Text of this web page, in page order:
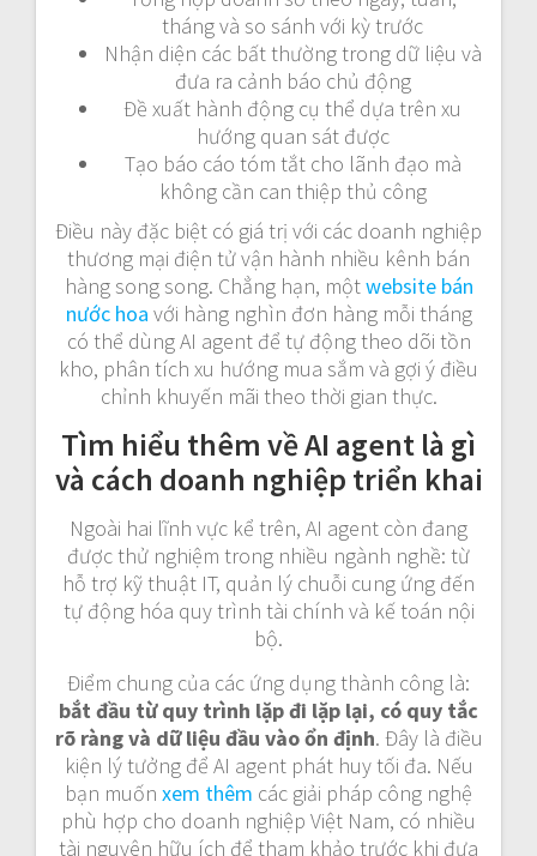
tháng và so sánh với kỳ trước
Nhận diện các bất thường trong dữ liệu và
đưa ra cảnh báo chủ động
Đề xuất hành động cụ thể dựa trên xu
hướng quan sát được
Tạo báo cáo tóm tắt cho lãnh đạo mà
không cần can thiệp thủ công
Điều này đặc biệt có giá trị với các doanh nghiệp
thương mại điện tử vận hành nhiều kênh bán
hàng song song. Chẳng hạn, mộtwebsite bán
nước hoa với hàng nghìn đơn hàng mỗi tháng
có thể dùng AI agent để tự động theo dõi tồn
kho, phân tích xu hướng mua sắm và gợi ý điều
chỉnh khuyến mãi theo thời gian thực.
Tìm hiểu thêm về AI agent là gì
và cách doanh nghiệp triển khai
Ngoài hai lĩnh vực kể trên, AI agent còn đang
được thử nghiệm trong nhiều ngành nghề: từ
hỗ trợ kỹ thuật IT, quản lý chuỗi cung ứng đến
tự động hóa quy trình tài chính và kế toán nội
bộ.
Điểm chung của các ứng dụng thành công là:
bắt đầu từ quy trình lặp đi lặp lại, có quy tắc
rõ ràng và dữ liệu đầu vào ổn định. Đây là điều
kiện lý tưởng để AI agent phát huy tối đa. Nếu
bạn muốn xem thêm các giải pháp công nghệ
phù hợp cho doanh nghiệp Việt Nam, có nhiều
tài nguyên hữu ích để tham khảo trước khi đưa